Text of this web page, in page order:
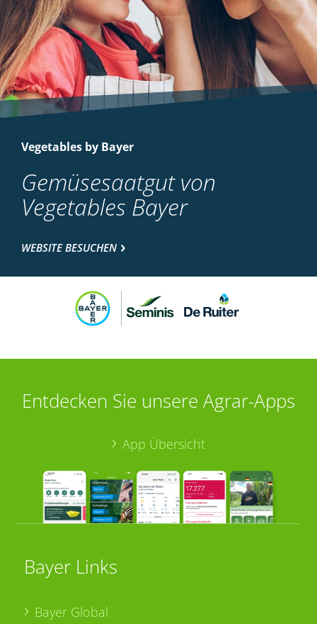
Vegetables by Bayer
Gemüsesaatgut von
Vegetables Bayer
WEBSITE BESUCHEN
Entdecken Sie unsere Agrar-Apps
App Übersicht
Bayer Links
Bayer Global